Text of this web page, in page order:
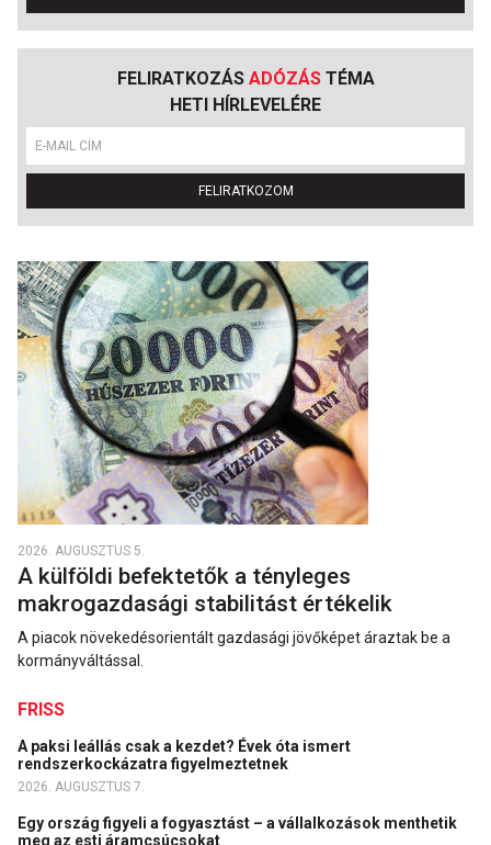
FELIRATKOZÁS ADÓZÁSTÉMA
HETI HÍRLEVELÉRE
FELIRATKOZOM
2026. AUGUSZTUS 5.
A külföldi befektetők a tényleges
makrogazdasági stabilitást értékelik
A piacok növekedésorientált gazdasági jövőképet áraztak be a
kormányváltással.
FRISS
A paksi leállás csak a kezdet? Évek óta ismert
rendszerkockázatra figyelmeztetnek
2026. AUGUSZTUS 7.
Egy ország figyeli a fogyasztást – a vállalkozások menthetik
meg az esti áramcsúcsokat